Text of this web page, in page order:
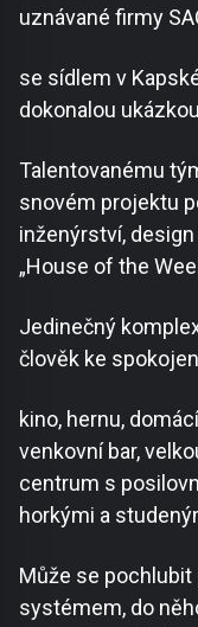
uznávané firmy
se sídlem v
dokonalou
Talentovanému
snovém projektu
inženýrství,
„House of the
Jedinečný
člověk ke
kino, hernu,
venkovní bar,
centrum s
horkými a
Může se
systémem, do